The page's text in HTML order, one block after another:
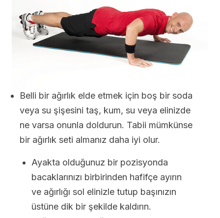
Belli bir ağırlık elde etmek için boş bir soda
veya su şişesini taş, kum, su veya elinizde
ne varsa onunla doldurun. Tabii mümkünse
bir ağırlık seti almanız daha iyi olur.
Ayakta olduğunuz bir pozisyonda
bacaklarınızı birbirinden hafifçe ayırın
ve ağırlığı sol elinizle tutup başınızın
üstüne dik bir şekilde kaldırın.